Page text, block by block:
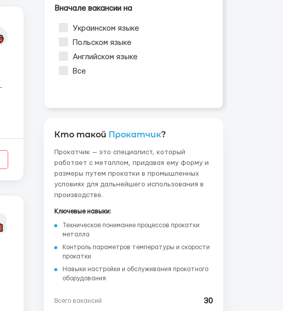
Вначале вакансии на
Украинском языке
Польском языке
Английском языке
Все
Кто такой Прокатчик?
Прокатчик — это специалист, который
работает с металлом, придавая ему форму и
размеры путем прокатки в промышленных
условиях для дальнейшего использования в
производстве.
Ключевые навыки:
Техническое понимание процессов прокатки
металла
Контроль параметров температуры и скорости
прокатки
Навыки настройки и обслуживания прокатного
оборудования
Всего вакансий 30